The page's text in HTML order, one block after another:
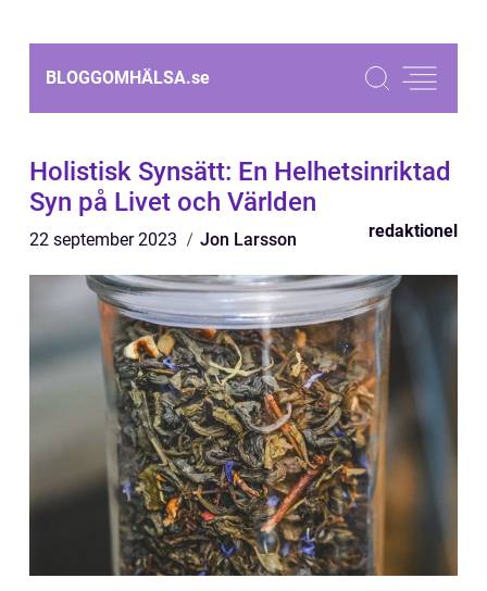
BLOGGOMHÄLSA.se
Holistisk Synsätt: En Helhetsinriktad
Syn på Livet och Världen
22 september 2023 Jon Larsson redaktionel